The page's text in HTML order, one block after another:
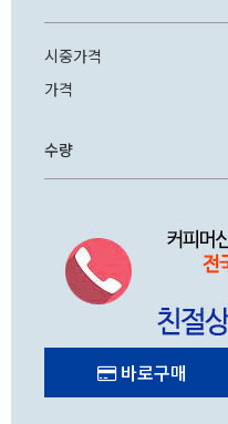
시중가격
가격
수량
바로구매